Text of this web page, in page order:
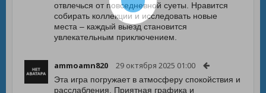
отвлечься от повседневной суеты. Нравится
собирать коллекции и исследовать новые
места – каждый выезд становится
увлекательным приключением.
ammoamn820 29 октября 2025 01:00
Эта игра погружает в атмосферу спокойствия и
расслабления. Приятная графика и